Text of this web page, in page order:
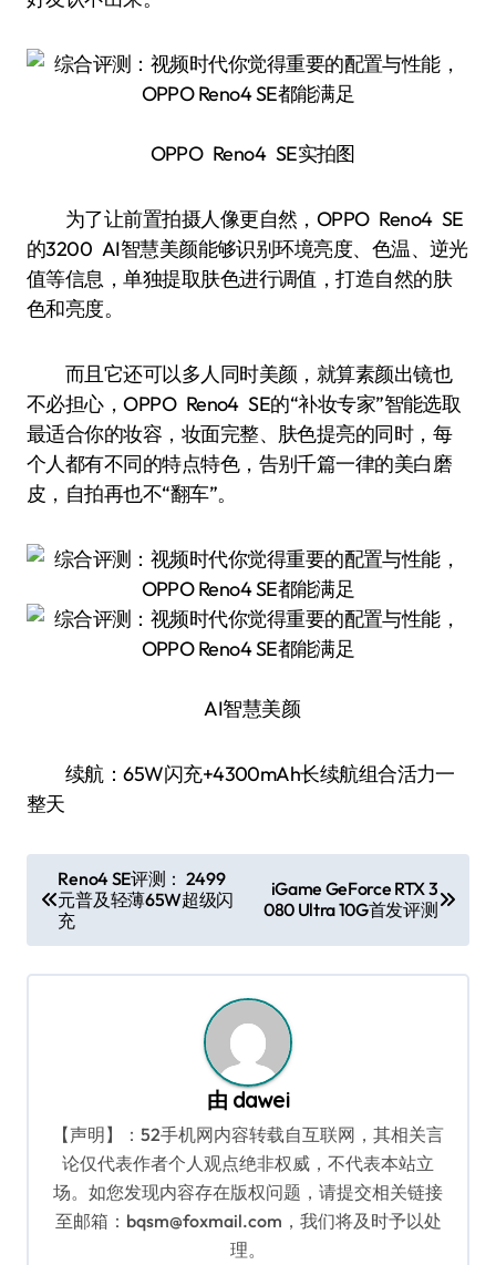
OPPO Reno4 SE实拍图
为了让前置拍摄人像更自然，OPPO Reno4 SE
的3200 AI智慧美颜能够识别环境亮度、色温、逆光
值等信息，单独提取肤色进行调值，打造自然的肤
色和亮度。
而且它还可以多人同时美颜，就算素颜出镜也
不必担心，OPPO Reno4 SE的“补妆专家”智能选取
最适合你的妆容，妆面完整、肤色提亮的同时，每
个人都有不同的特点特色，告别千篇一律的美白磨
皮，自拍再也不“翻车”。
AI智慧美颜
续航：65W闪充+4300mAh长续航组合活力一
整天
章
导
航
Reno4 SE评测： 2499
元普及轻薄65W超级闪
充
iGame GeForce RTX 3
080 Ultra 10G首发评测
由 dawei
【声明】：52手机网内容转载自互联网，其相关言
论仅代表作者个人观点绝非权威，不代表本站立
场。如您发现内容存在版权问题，请提交相关链接
至邮箱：bqsm@foxmail.com，我们将及时予以处
理。